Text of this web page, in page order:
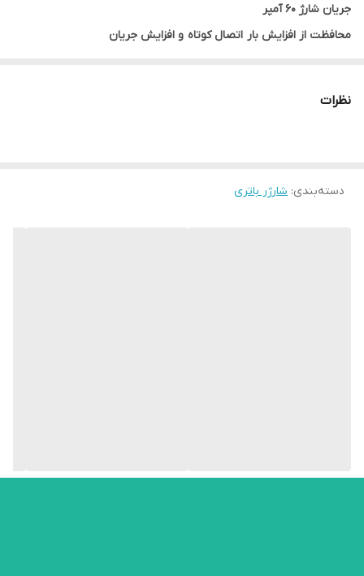
جریان شارژ 60 آمپر
محافظت از افزایش بار اتصال کوتاه و افزایش جریان
نظرات
دسته‌بندی: شارژر باتری